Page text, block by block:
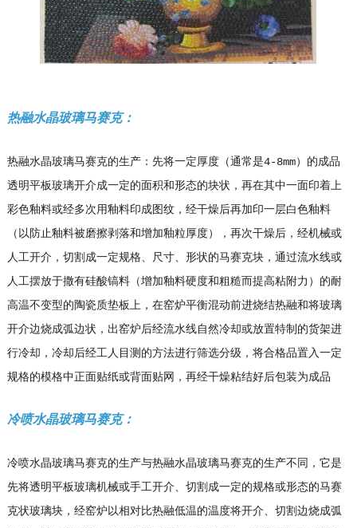
热融水晶玻璃马赛克：
热融水晶玻璃马赛克的生产：先将一定厚度（通常是4-8mm）的成品
透明平板玻璃开介成一定的面积和形态的块状，再在其中一面印着上
彩色釉料或经多次用釉料印成图纹，经干燥后再加印一层白色釉料
（以防止釉料被磨擦剥落和增加釉粒厚度），再次干燥后，经机械或
人工开介，切割成一定规格、尺寸、形状的马赛克块，通过流水线或
人工摆放于撒有硅酸镐料（增加釉料硬度和粗糙而提高粘附力）的耐
高温不变型的陶瓷质垫板上，在窑炉平衡混动前进烧结热融和将玻璃
开介边烧成弧边状，出窑炉后经流水线自然冷却或放置特制的货架进
行冷却，冷却后经工人目测的方法进行筛选分级，将合格品置入一定
规格的模格中正面贴纸或背面贴网，再经干燥粘结好后包装为成品
冷喷水晶玻璃马赛克：
冷喷水晶玻璃马赛克的生产与热融水晶玻璃马赛克的生产不同，它是
先将透明平板玻璃机械或手工开介、切割成一定的规格或形态的马赛
克状玻璃块，经窑炉以相对比热融低温的温度将开介、切割边烧成弧